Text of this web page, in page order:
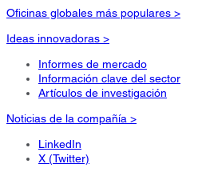
Oficinas globales más populares >
Ideas innovadoras >
Informes de mercado
Información clave del sector
Artículos de investigación
Noticias de la compañía >
LinkedIn
X (Twitter)